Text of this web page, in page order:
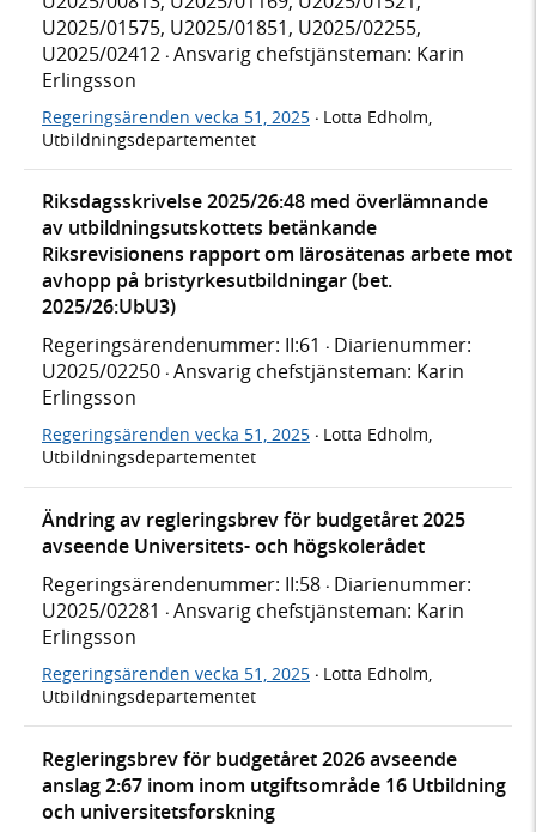
U2025/01575, U2025/01851, U2025/02255,
U2025/02412 · Ansvarig chefstjänsteman: Karin
Erlingsson
Regeringsärenden vecka 51, 2025 · Lotta Edholm,
Utbildningsdepartementet
Riksdagsskrivelse 2025/26:48 med överlämnande
av utbildningsutskottets betänkande
Riksrevisionens rapport om lärosätenas arbete mot
avhopp på bristyrkesutbildningar (bet.
2025/26:UbU3)
Regeringsärendenummer: II:61 · Diarienummer:
U2025/02250 · Ansvarig chefstjänsteman: Karin
Erlingsson
Regeringsärenden vecka 51, 2025 · Lotta Edholm,
Utbildningsdepartementet
Ändring av regleringsbrev för budgetåret 2025
avseende Universitets- och högskolerådet
Regeringsärendenummer: II:58 · Diarienummer:
U2025/02281 · Ansvarig chefstjänsteman: Karin
Erlingsson
Regeringsärenden vecka 51, 2025 · Lotta Edholm,
Utbildningsdepartementet
Regleringsbrev för budgetåret 2026 avseende
anslag 2:67 inom inom utgiftsområde 16 Utbildning
och universitetsforskning